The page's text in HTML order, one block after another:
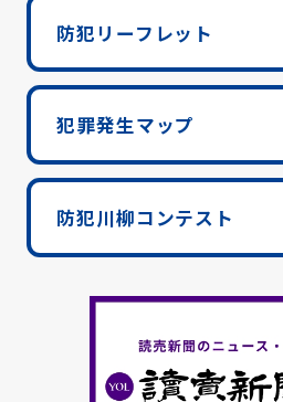
防犯リーフレット
犯罪発生マップ
防犯川柳コンテスト